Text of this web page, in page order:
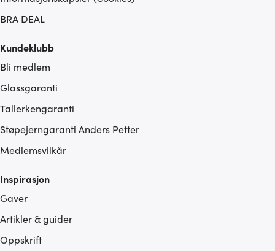
BRA DEAL
Kundeklubb
Bli medlem
Glassgaranti
Tallerkengaranti
Støpejerngaranti Anders Petter
Medlemsvilkår
Inspirasjon
Gaver
Artikler & guider
Oppskrift